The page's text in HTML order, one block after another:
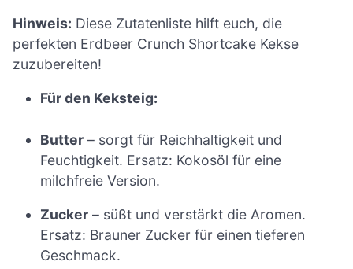
Hinweis: Diese Zutatenliste hilft euch, die
perfekten Erdbeer Crunch Shortcake Kekse
zuzubereiten!
Für den Keksteig:
Butter – sorgt für Reichhaltigkeit und
Feuchtigkeit. Ersatz: Kokosöl für eine
milchfreie Version.
Zucker – süßt und verstärkt die Aromen.
Ersatz: Brauner Zucker für einen tieferen
Geschmack.